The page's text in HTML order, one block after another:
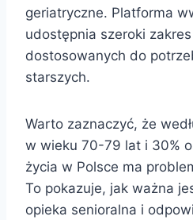
geriatryczne. Platforma
udostępnia szeroki
dostosowanych do
starszych.
Warto zaznaczyć, że
w wieku 70-79 lat i 30%
życia w Polsce ma
To pokazuje, jak ważna
opieka senioralna i